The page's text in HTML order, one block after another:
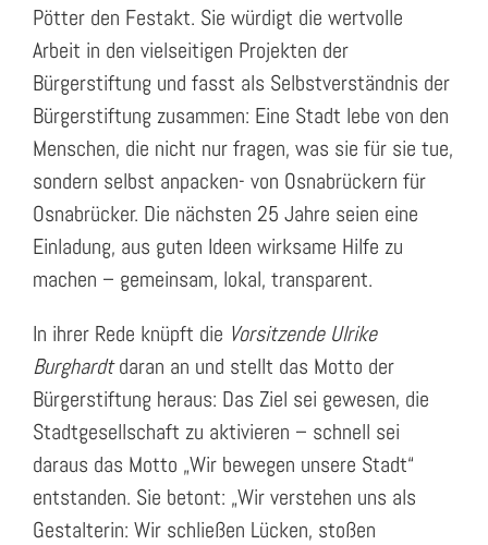
Pötter den Festakt. Sie würdigt die wertvolle
Arbeit in den vielseitigen Projekten der
Bürgerstiftung und fasst als Selbstverständnis der
Bürgerstiftung zusammen: Eine Stadt lebe von den
Menschen, die nicht nur fragen, was sie für sie tue,
sondern selbst anpacken- von Osnabrückern für
Osnabrücker. Die nächsten 25 Jahre seien eine
Einladung, aus guten Ideen wirksame Hilfe zu
machen – gemeinsam, lokal, transparent.
In ihrer Rede knüpft die Vorsitzende Ulrike
Burghardtdaran an und stellt das Motto der
Bürgerstiftung heraus: Das Ziel sei gewesen, die
Stadtgesellschaft zu aktivieren – schnell sei
daraus das Motto „Wir bewegen unsere Stadt“
entstanden. Sie betont: „Wir verstehen uns als
Gestalterin: Wir schließen Lücken, stoßen